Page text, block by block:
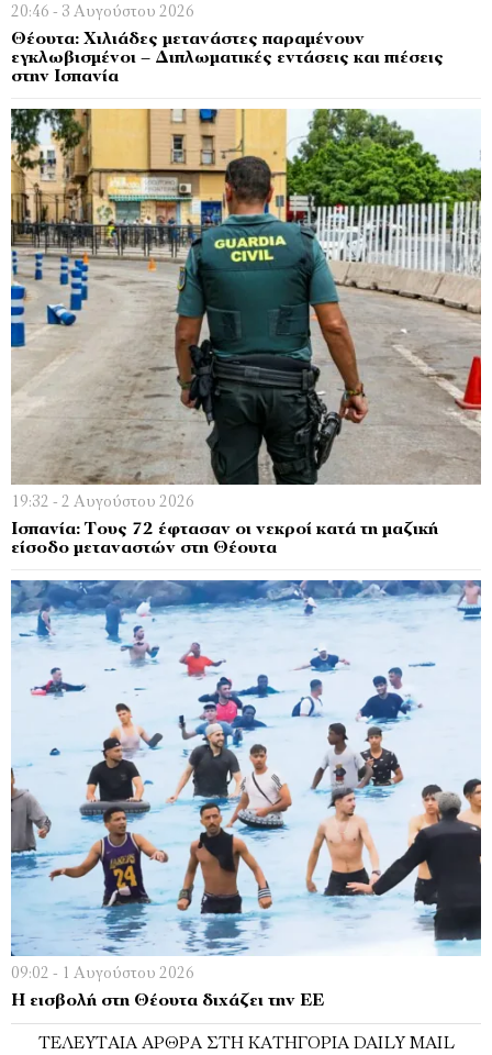
20:46 - 3 Αυγούστου 2026
Θέουτα: Χιλιάδες μετανάστες παραμένουν
εγκλωβισμένοι – Διπλωματικές εντάσεις και πιέσεις
στην Ισπανία
19:32 - 2 Αυγούστου 2026
Ισπανία: Τους 72 έφτασαν οι νεκροί κατά τη μαζική
είσοδο μεταναστών στη Θέουτα
09:02 - 1 Αυγούστου 2026
Η εισβολή στη Θέουτα διχάζει την ΕΕ
ΤΕΛΕΥΤΑΊΑ ΆΡΘΡΑ ΣΤΗ ΚΑΤΗΓΟΡΊΑ DAILY MAIL